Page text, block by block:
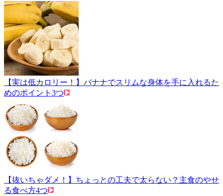
【実は低カロリー！】バナナでスリムな身体を手に入れるた
めのポイント3つ
【抜いちゃダメ！】ちょっとの工夫で太らない？主食のやせ
る食べ方4つ